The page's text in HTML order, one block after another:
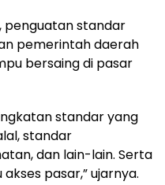
penguatan standar
pemerintah daerah
bersaing di pasar
standar yang
standar
dan lain-lain. Serta
pasar,” ujarnya.